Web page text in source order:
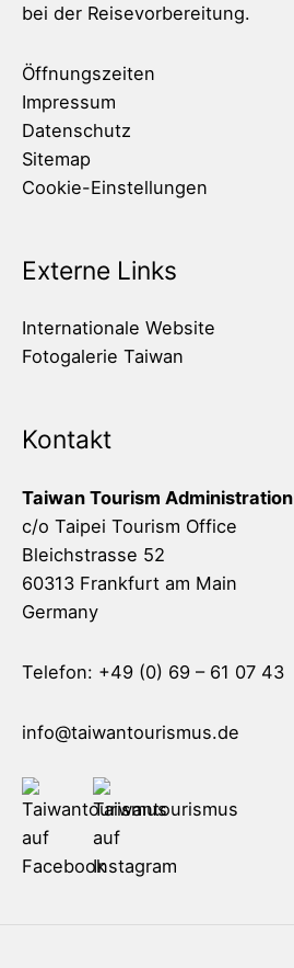
bei der Reisevorbereitung.
Öffnungszeiten
Impressum
Datenschutz
Sitemap
Cookie-Einstellungen
Externe Links
Internationale Website
Fotogalerie Taiwan
Kontakt
Taiwan Tourism Administration
c/o Taipei Tourism Office
Bleichstrasse 52
60313 Frankfurt am Main
Germany
Telefon: +49 (0) 69 – 61 07 43
info@taiwantourismus.de